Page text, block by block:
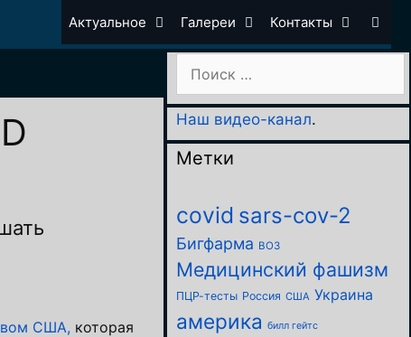
Актуальное Галереи Контакты
США, которая
Наш видео-канал.
Метки
covid sars-cov-2
Бигфарма ВОЗ
Медицинский фашизм
ПЦР-тесты Россия США Украина
америка билл гейтс